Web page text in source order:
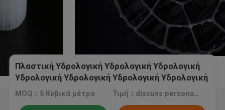
Πλαστική Υδρολογική Υδρολογική Υδρολογική
Υδρολογική Υδρολογική Υδρολογική Υδρολογική
Υδρολογία
MOQ：5 Κυβικά μέτρα Τιμή：discuss personally